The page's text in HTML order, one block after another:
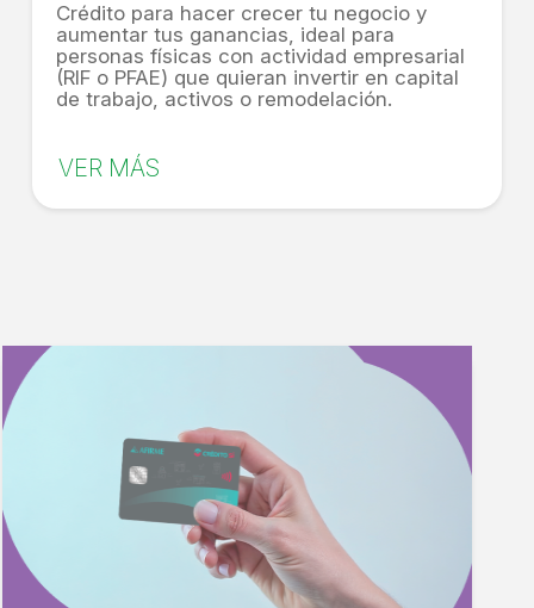
Crédito para hacer crecer tu negocio y
aumentar tus ganancias, ideal para
personas físicas con actividad empresarial
(RIF o PFAE) que quieran invertir en capital
de trabajo, activos o remodelación.
VER MÁS